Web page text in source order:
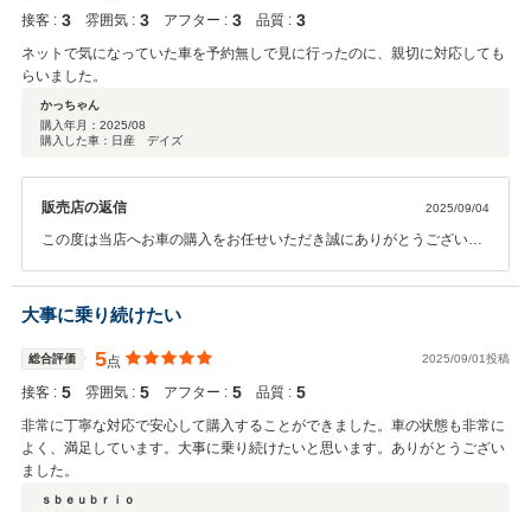
接客 : 3 雰囲気 : 3 アフター : 3 品質 : 3
ネットで気になっていた車を予約無しで見に行ったのに、親切に対応しても
らいました。
かっちゃん
購入年月： 2025/08
購入した車：日産 デイズ
販売店の返信 2025/09/04
この度は当店へお車の購入をお任せいただき誠にありがとうございま
し上げます。 ご納車は一区切りとなります。これから永くお乗りいた
だけますよう、カーライフを新潟南店スタッフ一同しっかりとサポー
トさせていただきますので今後ともよろしくお願いいたします。
大事に乗り続けたい
総合評価 5点 2025/09/01投稿
接客 : 5 雰囲気 : 5 アフター : 5 品質 : 5
非常に丁寧な対応で安心して購入することができました。車の状態も非常に
よく、満足しています。大事に乗り続けたいと思います。ありがとうござい
ました。
ｓｂｅｕｂｒｉｏ